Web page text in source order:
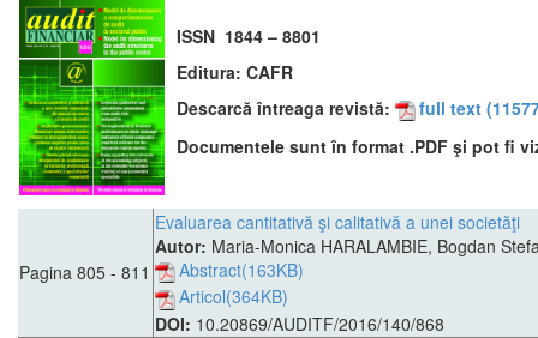
ISSN 1844 – 8801
Editura: CAFR
Descarcă întreaga revistă:
full text
Documentele sunt în format .PDF şi pot fi
Pagina 805 - 811
Evaluarea cantitativă şi calitativă a unei societăţi
Autor: Maria-Monica HARALAMBIE, Bogdan
Abstract(163KB)
Articol(364KB)
DOI: 10.20869/AUDITF/2016/140/868